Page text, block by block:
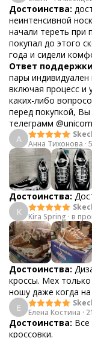
Достоинства:
неинтенсивной
начали тереть при
покупал до этого
года и сидели
Ответ
пары
включая процесс и
каких-либо
перед покупкой,
телеграмм
А
Анна Тихонова ·
Достоинства:
K
Kira Spring · в
Достоинства:
кроссы. Мех
ношу даже когда
Е
Елена Костина ·
Достоинства: Все
кроссовки.